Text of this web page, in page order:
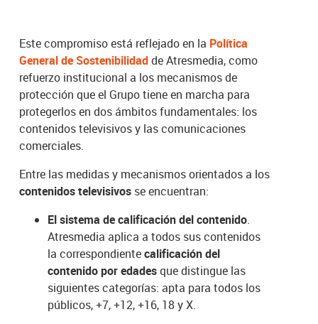
Este compromiso está reflejado en la Política
General de Sostenibilidadde Atresmedia, como
refuerzo institucional a los mecanismos de
protección que el Grupo tiene en marcha para
protegerlos en dos ámbitos fundamentales: los
contenidos televisivos y las comunicaciones
comerciales.
Entre las medidas y mecanismos orientados a los
contenidos televisivos se encuentran:
El sistema de calificación del contenido.
Atresmedia aplica a todos sus contenidos
la correspondientecalificación del
contenido por edadesque distingue las
siguientes categorías: apta para todos los
públicos, +7, +12, +16, 18 y X.